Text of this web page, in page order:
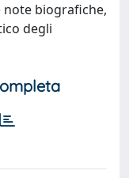
biografiche,
degli